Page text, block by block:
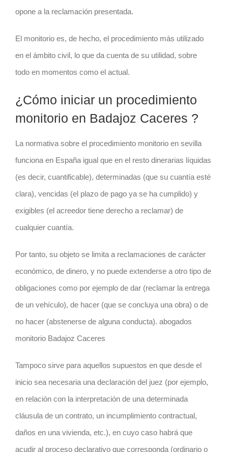
opone a la reclamación presentada.
El monitorio es, de hecho, el procedimiento más utilizado
en el ámbito civil, lo que da cuenta de su utilidad, sobre
todo en momentos como el actual.
¿Cómo iniciar un procedimiento
monitorio en Badajoz Caceres ?
La normativa sobre el procedimiento monitorio en sevilla
funciona en España igual que en el resto dinerarias líquidas
(es decir, cuantificable), determinadas (que su cuantía esté
clara), vencidas (el plazo de pago ya se ha cumplido) y
exigibles (el acreedor tiene derecho a reclamar) de
cualquier cuantía.
Por tanto, su objeto se limita a reclamaciones de carácter
económico, de dinero, y no puede extenderse a otro tipo de
obligaciones como por ejemplo de dar (reclamar la entrega
de un vehículo), de hacer (que se concluya una obra) o de
no hacer (abstenerse de alguna conducta). abogados
monitorio Badajoz Caceres
Tampoco sirve para aquellos supuestos en que desde el
inicio sea necesaria una declaración del juez (por ejemplo,
en relación con la interpretación de una determinada
cláusula de un contrato, un incumplimiento contractual,
daños en una vivienda, etc.), en cuyo caso habrá que
acudir al proceso declarativo que corresponda (ordinario o